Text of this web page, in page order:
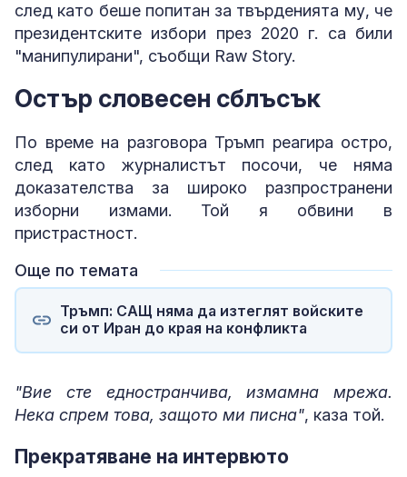
след като беше попитан за твърденията му, че
президентските избори през 2020 г. са били
"манипулирани", съобщи Raw Story.
Остър словесен сблъсък
По време на разговора Тръмп реагира остро,
след като журналистът посочи, че няма
доказателства за широко разпространени
изборни измами. Той я обвини в
пристрастност.
Още по темата
Тръмп: САЩ няма да изтеглят войските
си от Иран до края на конфликта
"Вие сте едностранчива, измамна мрежа.
Нека спрем това, защото ми писна", каза той.
Прекратяване на интервюто